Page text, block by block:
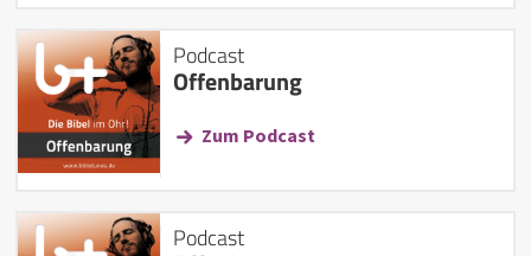
Podcast
Offenbarung
Zum Podcast
Podcast